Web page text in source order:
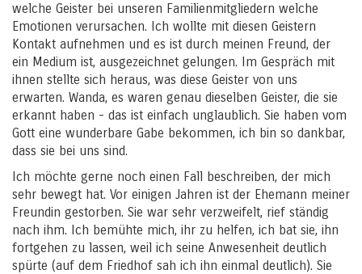
welche Geister bei unseren Familienmitgliedern welche
Emotionen verursachen. Ich wollte mit diesen Geistern
Kontakt aufnehmen und es ist durch meinen Freund, der
ein Medium ist, ausgezeichnet gelungen. Im Gespräch mit
ihnen stellte sich heraus, was diese Geister von uns
erwarten. Wanda, es waren genau dieselben Geister, die sie
erkannt haben - das ist einfach unglaublich. Sie haben vom
Gott eine wunderbare Gabe bekommen, ich bin so dankbar,
dass sie bei uns sind.
Ich möchte gerne noch einen Fall beschreiben, der mich
sehr bewegt hat. Vor einigen Jahren ist der Ehemann meiner
Freundin gestorben. Sie war sehr verzweifelt, rief ständig
nach ihm. Ich bemühte mich, ihr zu helfen, ich bat sie, ihn
fortgehen zu lassen, weil ich seine Anwesenheit deutlich
spürte (auf dem Friedhof sah ich ihn einmal deutlich). Sie